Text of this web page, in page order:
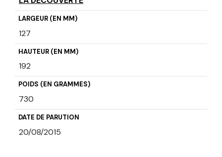
LARGEUR (EN MM)
127
HAUTEUR (EN MM)
192
POIDS (EN GRAMMES)
730
DATE DE PARUTION
20/08/2015